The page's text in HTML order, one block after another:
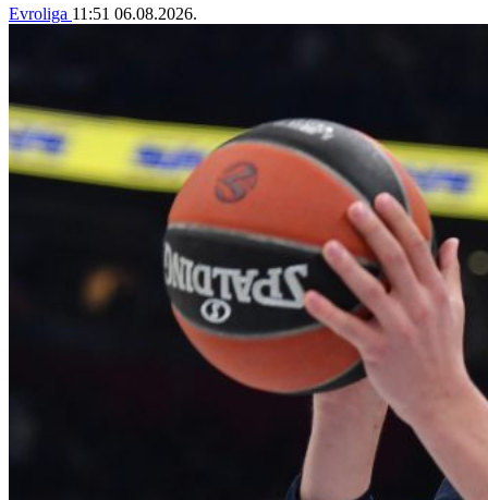
Evroliga 11:51 06.08.2026.